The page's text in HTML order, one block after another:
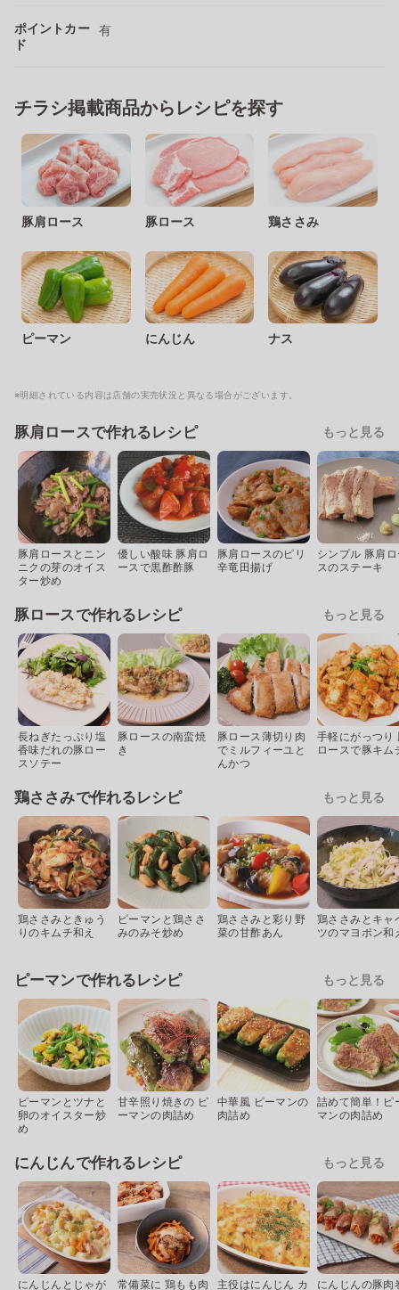
ポイントカー
ド
有
チラシ掲載商品からレシピを探す
豚肩ロース 豚ロース 鶏ささみ
ピーマン にんじん ナス
※明細されている内容は店舗の実売状況と異なる場合がございます。
豚肩ロースで作れるレシピ もっと見る
豚肩ロースとニン
ニクの芽のオイス
ター炒め
優しい酸味 豚肩ロ
ースで黒酢酢豚
豚肩ロースのピリ
辛竜田揚げ
シンプル 豚肩
スのステーキ
豚ロースで作れるレシピ もっと見る
長ねぎたっぷり塩
香味だれの豚ロー
スソテー
豚ロースの南蛮焼
き
豚ロース薄切り肉
でミルフィーユと
んかつ
手軽にがっつり
ロースで豚キム
鶏ささみで作れるレシピ もっと見る
鶏ささみときゅう
りのキムチ和え
ピーマンと鶏ささ
みのみそ炒め
鶏ささみと彩り野
菜の甘酢あん
鶏ささみとキャ
ツのマヨポン和
ピーマンで作れるレシピ もっと見る
ピーマンとツナと
卵のオイスター炒
め
甘辛照り焼きの ピ
ーマンの肉詰め
中華風 ピーマンの
肉詰め
詰めて簡単！ピ
マンの肉詰め
にんじんで作れるレシピ もっと見る
にんじんとじゃが 常備菜に 鶏もも肉 主役はにんじん カ にんじんの豚肉